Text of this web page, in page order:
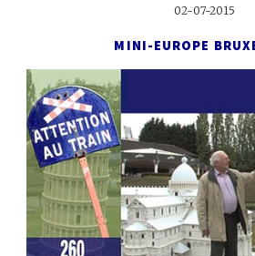
02-07-2015
MINI-EUROPE